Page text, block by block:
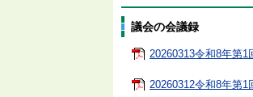
議会の会議録
20260313令和8年第
20260312令和8年第